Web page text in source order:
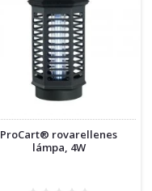
ProCart® rovarellenes
lámpa, 4W